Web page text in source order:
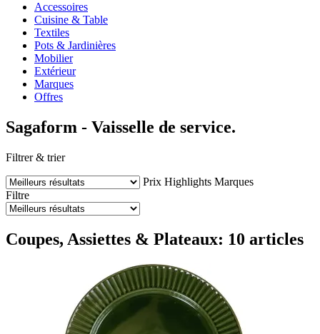
Accessoires
Cuisine & Table
Textiles
Pots & Jardinières
Mobilier
Extérieur
Marques
Offres
Sagaform - Vaisselle de service.
Filtrer & trier
Prix Highlights Marques
Filtre
Coupes, Assiettes & Plateaux: 10 articles